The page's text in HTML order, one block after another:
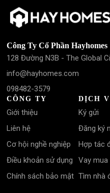
Công Ty Cổ Phần Hayhomes
128 Đường N3B - The Global
info@hayhomes.com
098482-3579
CÔNG TY
Giới thiệu
Liên hệ
Cơ hội nghề nghiệp
Điều khoản sử dụng
Chính sách bảo mật
DỊCH
Ký gửi
Đăng ký
Hợp tác
Vay mua
Tìm nhà